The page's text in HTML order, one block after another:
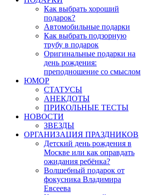
Как выбрать хороший
подарок?
Автомобильные подарки
Как выбрать подзорную
трубу в подарок
Оригинальные подарки на
день рождения:
преподношение со смыслом
ЮМОР
СТАТУСЫ
АНЕКДОТЫ
ПРИКОЛЬНЫЕ ТЕСТЫ
НОВОСТИ
ЗВЕЗДЫ
ОРГАНИЗАЦИЯ ПРАЗДНИКОВ
Детский день рождения в
Москве или как оправдать
ожидания ребёнка?
Волшебный подарок от
фокусника Владимира
Евсеева